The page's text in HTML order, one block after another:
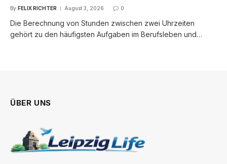
By FELIX RICHTER August 3, 2026 0
Die Berechnung von Stunden zwischen zwei Uhrzeiten
gehört zu den häufigsten Aufgaben im Berufsleben und…
ÜBER UNS